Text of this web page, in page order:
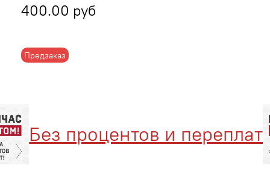
Предзаказ
400.00 руб
Без процентов и переплат